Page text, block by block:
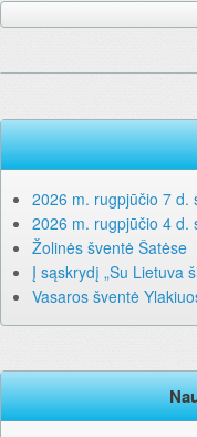
2026 m. rugpjūčio 7 d.
2026 m. rugpjūčio 4 d.
Žolinės šventė Šatėse
Į sąskrydį „Su Lietuva
Vasaros šventė